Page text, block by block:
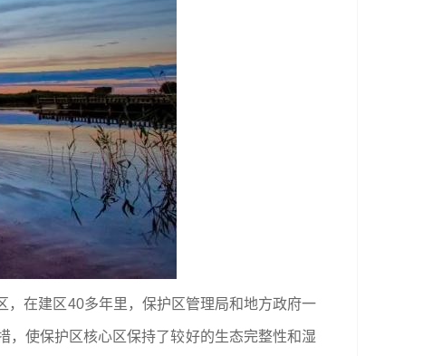
在建区40多年里，保护区管理局和地方政府一
，使保护区核心区保持了较好的生态完整性和湿